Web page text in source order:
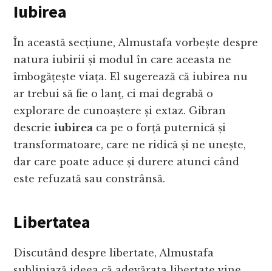
Iubirea
În această secțiune, Almustafa vorbește despre
natura iubirii și modul în care aceasta ne
îmbogățește viața. El sugerează că iubirea nu
ar trebui să fie o lanț, ci mai degrabă o
explorare de cunoaștere și extaz. Gibran
descrieiubirea ca pe o forță puternică și
transformatoare, care ne ridică și ne unește,
dar care poate aduce și durere atunci când
este refuzată sau constrânsă.
Libertatea
Discutând despre libertate, Almustafa